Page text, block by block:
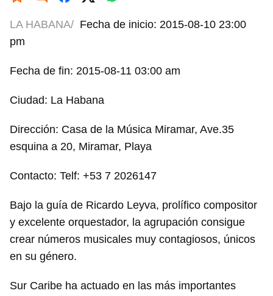
LA HABANA/ Fecha de inicio: 2015-08-10 23:00
pm
Fecha de fin: 2015-08-11 03:00 am
Ciudad: La Habana
Dirección: Casa de la Música Miramar, Ave.35
esquina a 20, Miramar, Playa
Contacto: Telf: +53 7 2026147
Bajo la guía de Ricardo Leyva, prolífico compositor
y excelente orquestador, la agrupación consigue
crear números musicales muy contagiosos, únicos
en su género.
Sur Caribe ha actuado en las más importantes